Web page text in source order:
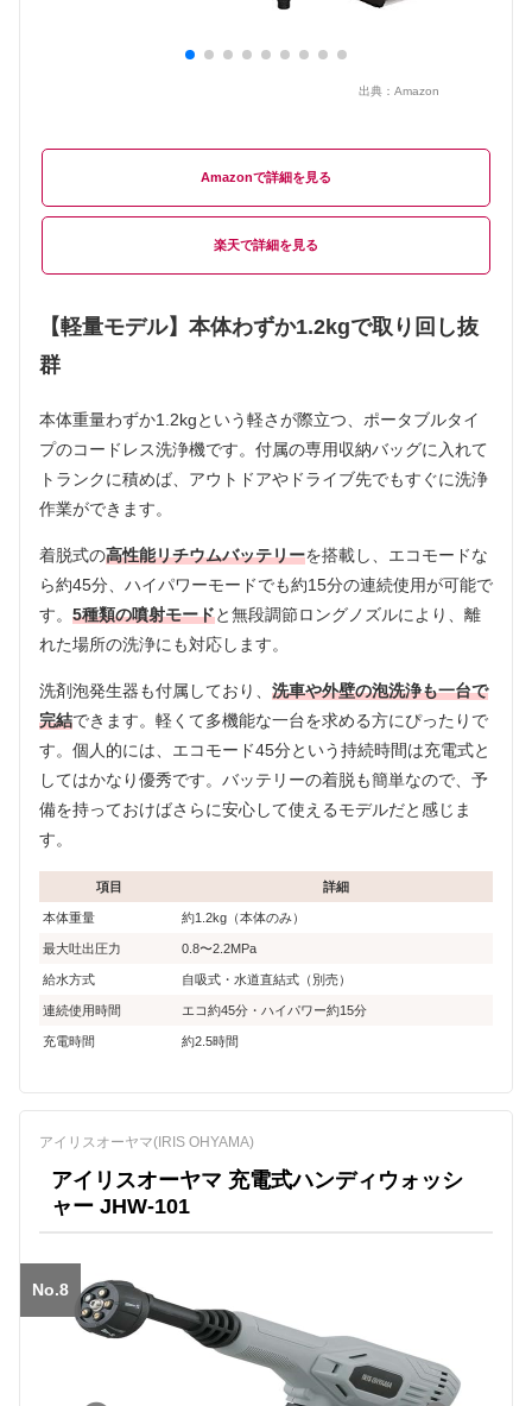
出典： Amazon
Amazon
楽天
【軽量モデル】本体わずか1.2kgで取り回し抜
群
本体重量わずか1.2kgという軽さが際立つ、ポータブルタイ
プのコードレス洗浄機です。付属の専用収納バッグに入れて
トランクに積めば、アウトドアやドライブ先でもすぐに洗浄
作業ができます。
着脱式の高性能リチウムバッテリーを搭載し、エコモードな
ら約45分、ハイパワーモードでも約15分の連続使用が可能で
す。 5種類の噴射モードと無段調節ロングノズルにより、離
れた場所の洗浄にも対応します。
洗剤泡発生器も付属しており、 洗車や外壁の泡洗浄も一台で
完結できます。軽くて多機能な一台を求める方にぴったりで
す。個人的には、エコモード45分という持続時間は充電式と
してはかなり優秀です。バッテリーの着脱も簡単なので、予
備を持っておけばさらに安心して使えるモデルだと感じま
す。
項目 詳細
本体重量 約1.2kg（本体のみ）
最大吐出圧力 0.8〜2.2MPa
給水方式 自吸式・水道直結式（別売）
連続使用時間 エコ約45分・ハイパワー約15分
充電時間 約2.5時間
アイリスオーヤマ(IRIS OHYAMA)
アイリスオーヤマ 充電式ハンディウォッシ
ャー JHW-101
No.8